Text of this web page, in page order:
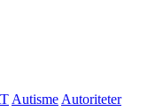
Autisme Autoriteter